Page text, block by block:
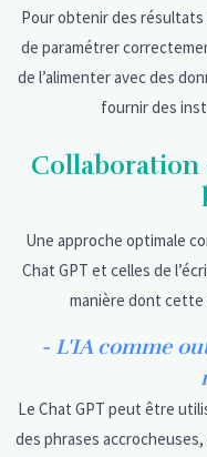
Pour obtenir des
de paramétrer
de l’alimenter avec des
fournir des
Une approche optimale
Chat GPT et celles de
manière dont
- L'IA comme
Le Chat GPT peut être
des phrases